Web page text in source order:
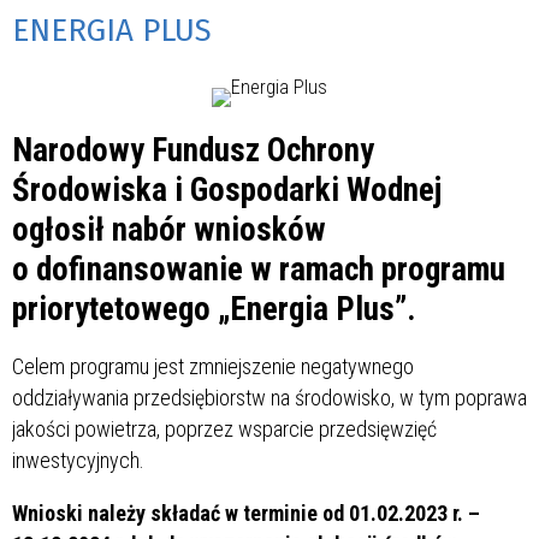
ENERGIA PLUS
Narodowy Fundusz Ochrony
Środowiska i Gospodarki Wodnej
ogłosił nabór wniosków
o dofinansowanie w ramach programu
priorytetowego „Energia Plus”.
Celem programu jest zmniejszenie negatywnego
oddziaływania przedsiębiorstw na środowisko, w tym poprawa
jakości powietrza, poprzez wsparcie przedsięwzięć
inwestycyjnych.
Wnioski należy składać w terminie od 01.02.2023 r. –